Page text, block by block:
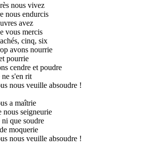
nous vivez
nous endurcis
avez
vous mercis
cinq, six
avons nourrie
pourrie
cendre et poudre
s'en rit
nous veuille absoudre !
a maîtrie
nous seigneurie
que soudre
moquerie
nous veuille absoudre !